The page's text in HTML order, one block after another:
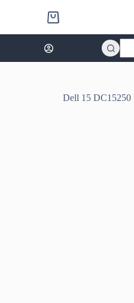
Shopping
cart
Dell 15 DC15250